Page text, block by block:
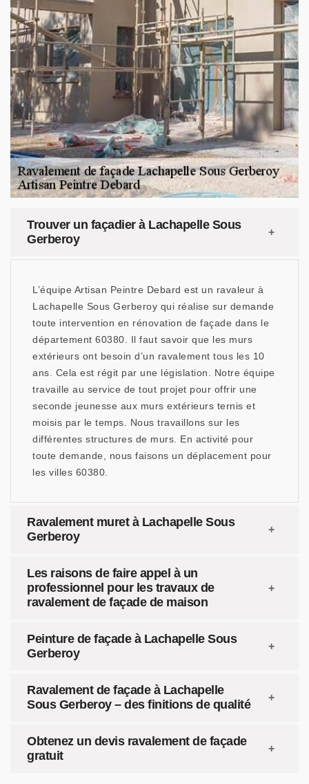
Trouver un façadier à Lachapelle Sous
Gerberoy
L’équipe Artisan Peintre Debard est un ravaleur à
Lachapelle Sous Gerberoy qui réalise sur demande
toute intervention en rénovation de façade dans le
département 60380. Il faut savoir que les murs
extérieurs ont besoin d’un ravalement tous les 10
ans. Cela est régit par une législation. Notre équipe
travaille au service de tout projet pour offrir une
seconde jeunesse aux murs extérieurs ternis et
moisis par le temps. Nous travaillons sur les
différentes structures de murs. En activité pour
toute demande, nous faisons un déplacement pour
les villes 60380.
Ravalement muret à Lachapelle Sous
Gerberoy
Les raisons de faire appel à un
professionnel pour les travaux de
ravalement de façade de maison
Peinture de façade à Lachapelle Sous
Gerberoy
Ravalement de façade à Lachapelle
Sous Gerberoy – des finitions de qualité
Obtenez un devis ravalement de façade
gratuit